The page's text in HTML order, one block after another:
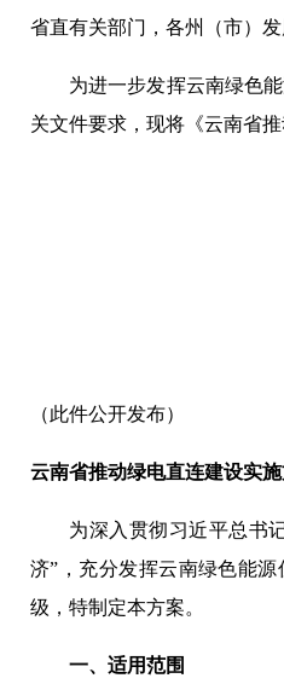
省直有关部门，各州（市）
为进一步发挥云南绿色
关文件要求，现将《云南省
（此件公开发布）
云南省推动绿电直连建设实
为深入贯彻习近平总书
济”，充分发挥云南绿色能
级，特制定本方案。
一、适用范围